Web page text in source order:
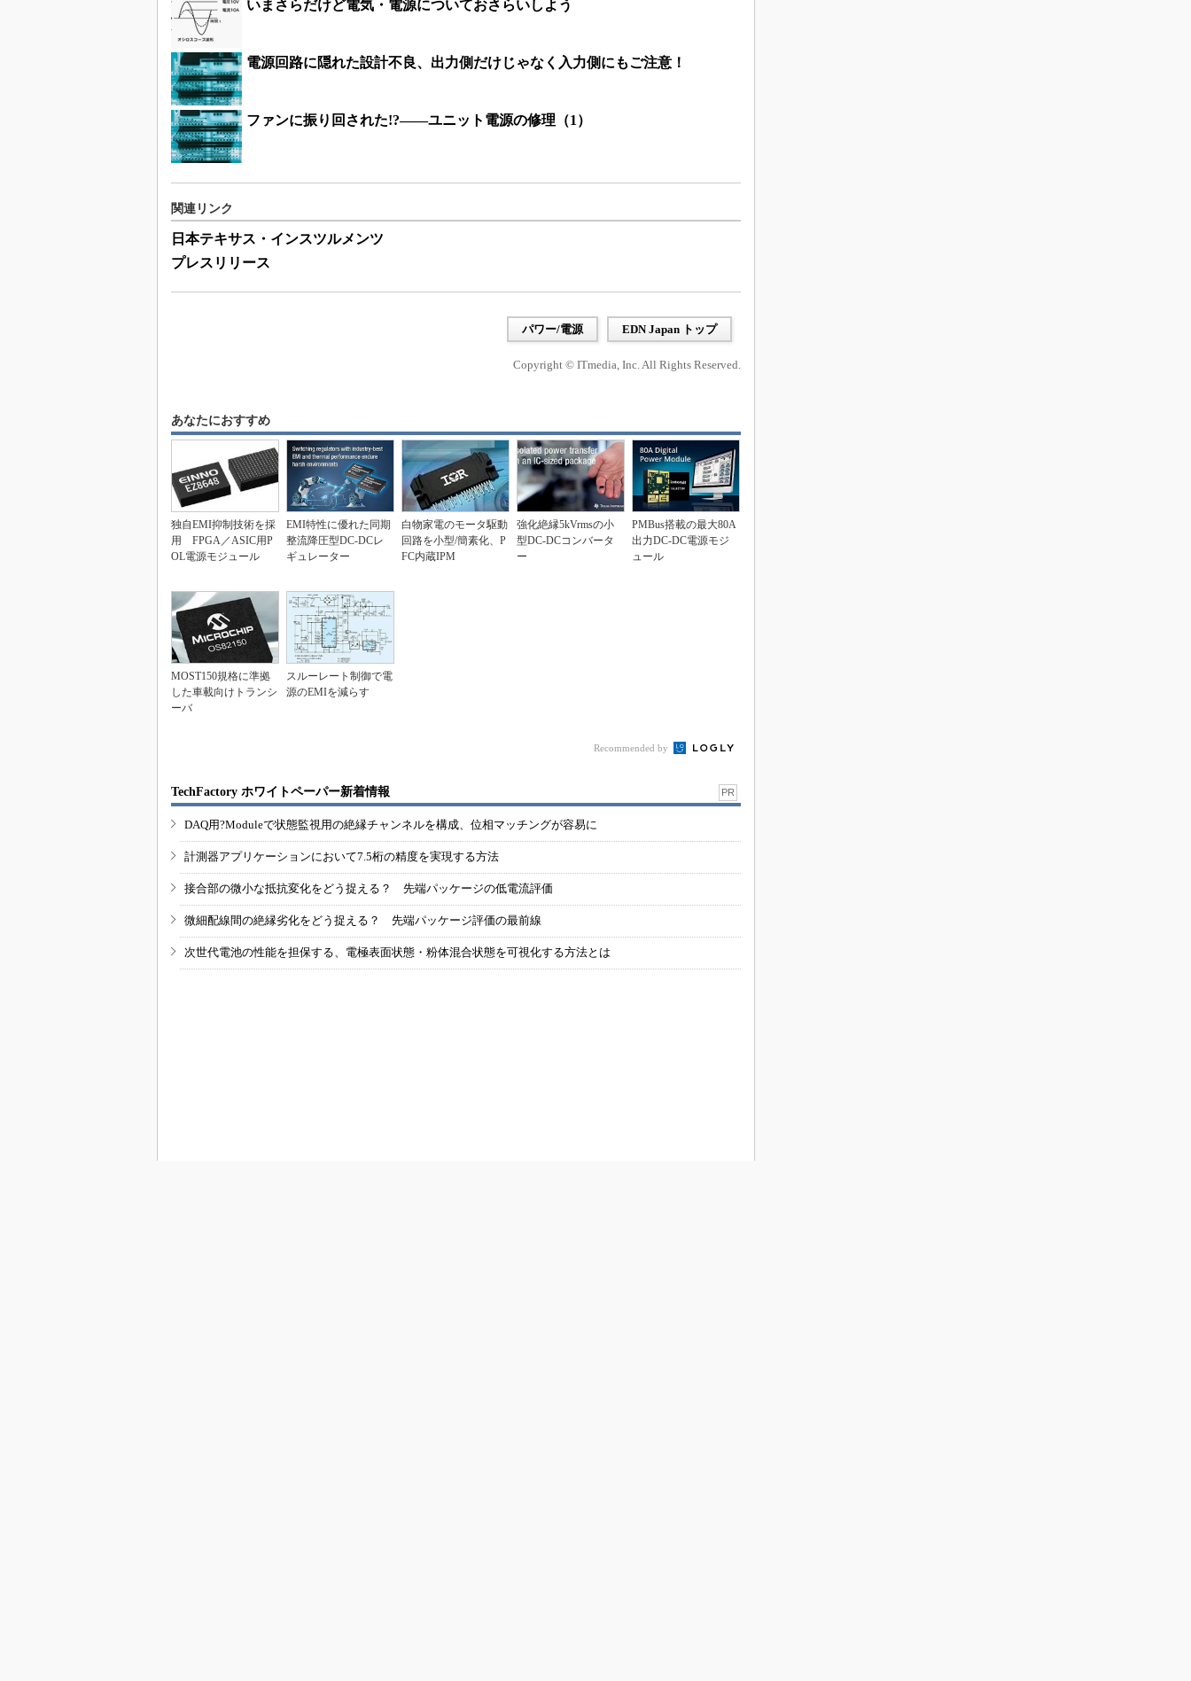
いまさらだけど電気・電源についておさらいしよう
電源回路に隠れた設計不良、出力側だけじゃなく入力側にもご注意！
ファンに振り回された!?――ユニット電源の修理（1）
関連リンク
日本テキサス・インスツルメンツ
プレスリリース
パワー/電源 EDN Japan トップ
Copyright © ITmedia, Inc. All Rights Reserved.
あなたにおすすめ
独自EMI抑制技術を採
用 FPGA／ASIC用P
OL電源モジュール
EMI特性に優れた同期
整流降圧型DC-DCレ
ギュレーター
白物家電のモータ駆動
回路を小型/簡素化、P
FC内蔵IPM
強化絶縁5kVrmsの小
型DC-DCコンバータ
ー
PMBus搭載の最大80A
出力DC-DC電源モジ
ュール
MOST150規格に準拠
した車載向けトランシ
ーバ
スルーレート制御で電
源のEMIを減らす
Recommended by
TechFactory ホワイトペーパー新着情報 PR
DAQ用?Moduleで状態監視用の絶縁チャンネルを構成、位相マッチングが容易に
計測器アプリケーションにおいて7.5桁の精度を実現する方法
接合部の微小な抵抗変化をどう捉える？ 先端パッケージの低電流評価
微細配線間の絶縁劣化をどう捉える？ 先端パッケージ評価の最前線
次世代電池の性能を担保する、電極表面状態・粉体混合状態を可視化する方法とは